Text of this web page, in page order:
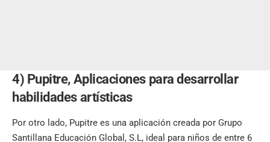
4) Pupitre, Aplicaciones para desarrollar
habilidades artísticas
Por otro lado, Pupitre es una aplicación creada por Grupo
Santillana Educación Global, S.L, ideal para niños de entre 6